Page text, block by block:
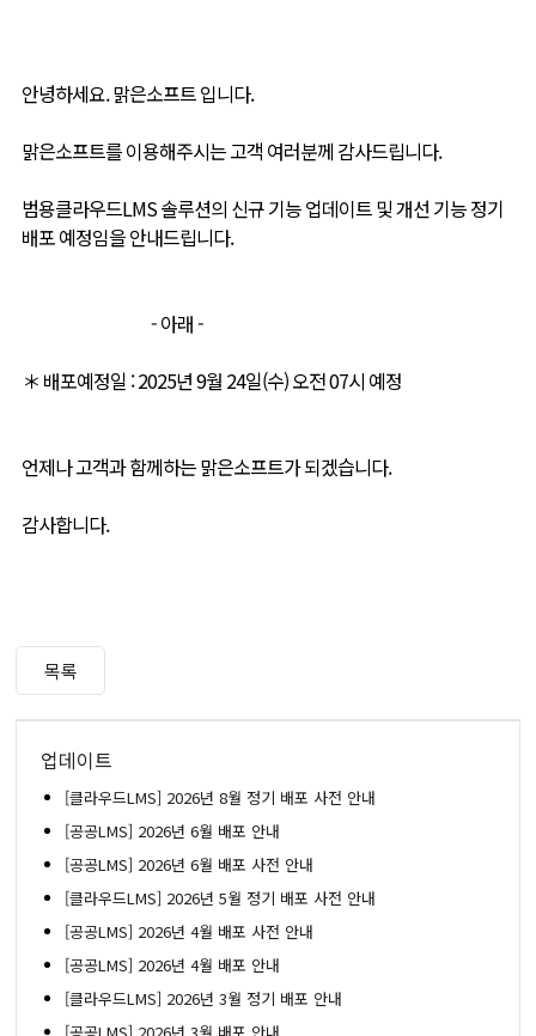
안녕하세요. 맑은소프트 입니다.
맑은소프트를 이용해주시는 고객 여러분께 감사드립니다.
범용클라우드LMS 솔루션의 신규 기능 업데이트 및 개선 기능 정기
배포 예정임을 안내드립니다.
- 아래 -
＊ 배포예정일 : 2025년 9월 24일(수) 오전 07시 예정
언제나 고객과 함께하는 맑은소프트가 되겠습니다.
감사합니다.
목록
업데이트
[클라우드LMS] 2026년 8월 정기 배포 사전 안내
[공공LMS] 2026년 6월 배포 안내
[공공LMS] 2026년 6월 배포 사전 안내
[클라우드LMS] 2026년 5월 정기 배포 사전 안내
[공공LMS] 2026년 4월 배포 사전 안내
[공공LMS] 2026년 4월 배포 안내
[클라우드LMS] 2026년 3월 정기 배포 안내